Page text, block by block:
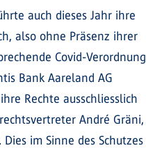
auch dieses Jahr ihre
also ohne Präsenz ihrer
Covid-Verordnung
Bank Aareland AG
Rechte ausschliesslich
André Gräni,
im Sinne des Schutzes